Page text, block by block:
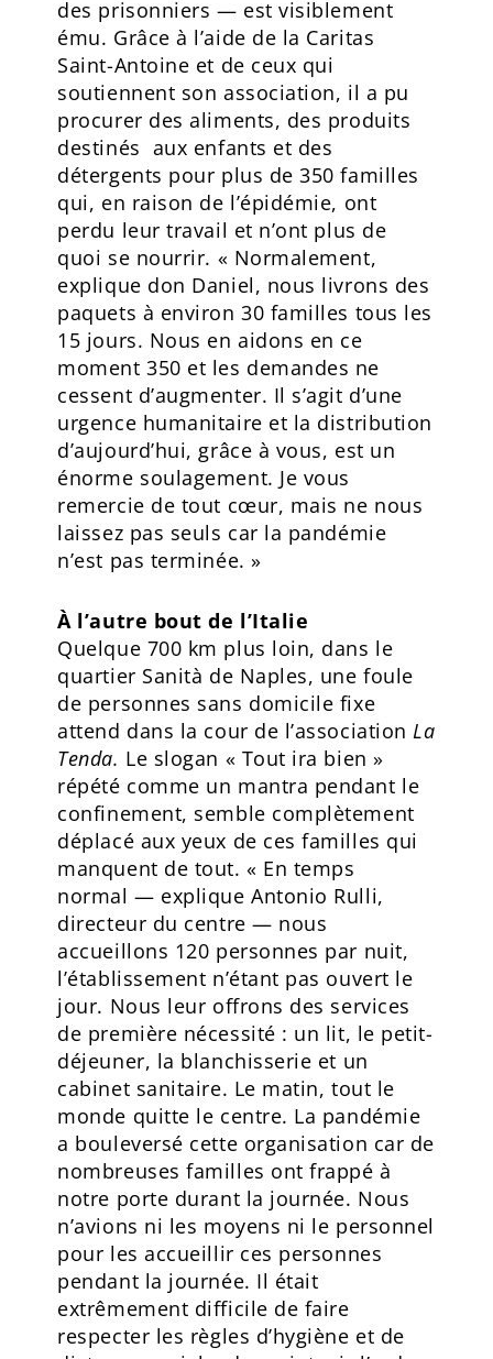
des prisonniers — est visiblement
ému. Grâce à l’aide de la Caritas
Saint-Antoine et de ceux qui
soutiennent son association, il a pu
procurer des aliments, des produits
destinés aux enfants et des
détergents pour plus de 350 familles
qui, en raison de l’épidémie, ont
perdu leur travail et n’ont plus de
quoi se nourrir. « Normalement,
explique don Daniel, nous livrons des
paquets à environ 30 familles tous les
15 jours. Nous en aidons en ce
moment 350 et les demandes ne
cessent d’augmenter. Il s’agit d’une
urgence humanitaire et la distribution
d’aujourd’hui, grâce à vous, est un
énorme soulagement. Je vous
remercie de tout cœur, mais ne nous
laissez pas seuls car la pandémie
n’est pas terminée. »
À l’autre bout de l’Italie
Quelque 700 km plus loin, dans le
quartier Sanità de Naples, une foule
de personnes sans domicile fixe
attend dans la cour de l’association La
Tenda. Le slogan « Tout ira bien »
répété comme un mantra pendant le
confinement, semble complètement
déplacé aux yeux de ces familles qui
manquent de tout. « En temps
normal — explique Antonio Rulli,
directeur du centre — nous
accueillons 120 personnes par nuit,
l’établissement n’étant pas ouvert le
jour. Nous leur offrons des services
de première nécessité : un lit, le petit-
déjeuner, la blanchisserie et un
cabinet sanitaire. Le matin, tout le
monde quitte le centre. La pandémie
a bouleversé cette organisation car de
nombreuses familles ont frappé à
notre porte durant la journée. Nous
n’avions ni les moyens ni le personnel
pour les accueillir ces personnes
pendant la journée. Il était
extrêmement difficile de faire
respecter les règles d’hygiène et de